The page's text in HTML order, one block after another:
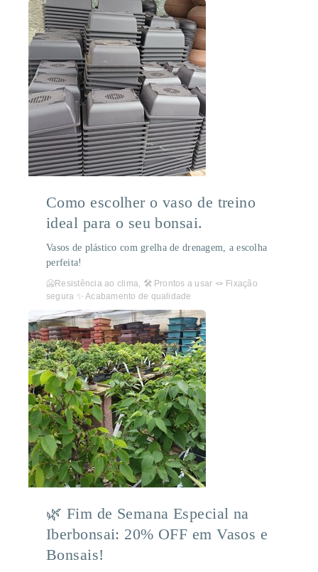
Como escolher o vaso de treino
ideal para o seu bonsai.
Vasos de plástico com grelha de drenagem, a escolha
perfeita!
🥶Resistência ao clima, 🛠️ Prontos a usar 🪢 Fixação
segura ✨ Acabamento de qualidade
🌿 Fim de Semana Especial na
Iberbonsai: 20% OFF em Vasos e
Bonsais!